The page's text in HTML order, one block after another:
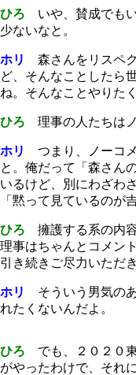
ひろ いや、賛成でも
少ないなと。
ホリ
森さんをリスペ
ど、そんなことしたら
ね。そんなことやりた
ひろ 理事の人たちは
ホリ
つまり、ノーコ
と。俺だって「森さん
いるけど、別にわざわ
「黙って見ているのが
ひろ 擁護する系の内
理事はちゃんとコメン
引き続きご尽力いただ
ホリ
そういう男気の
れたくないんだよ。
ひろ でも、２０２０
がやったわけで、それ